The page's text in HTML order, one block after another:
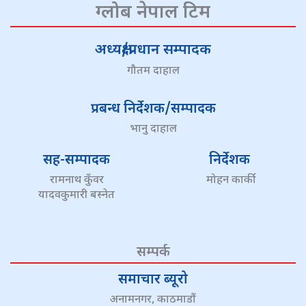
ग्लोब नेपाल टिम
अध्यक्ष/प्रधान सम्पादक
गौतम दाहाल
प्रबन्ध निर्देशक/सम्पादक
भानु दाहाल
सह-सम्पादक
रामनाथ कुँवर
यादवकुमारी बस्नेत
निर्देशक
मोहन कार्की
सम्पर्क
समाचार ब्यूरो
अनामनगर, काठमाडौं